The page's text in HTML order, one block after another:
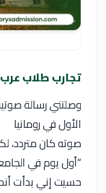
تجارب طلاب
وصلتني رسالة
الأول في رومانيا
صوته كان متردد،
“أول يوم في
حسيت إني بدأت